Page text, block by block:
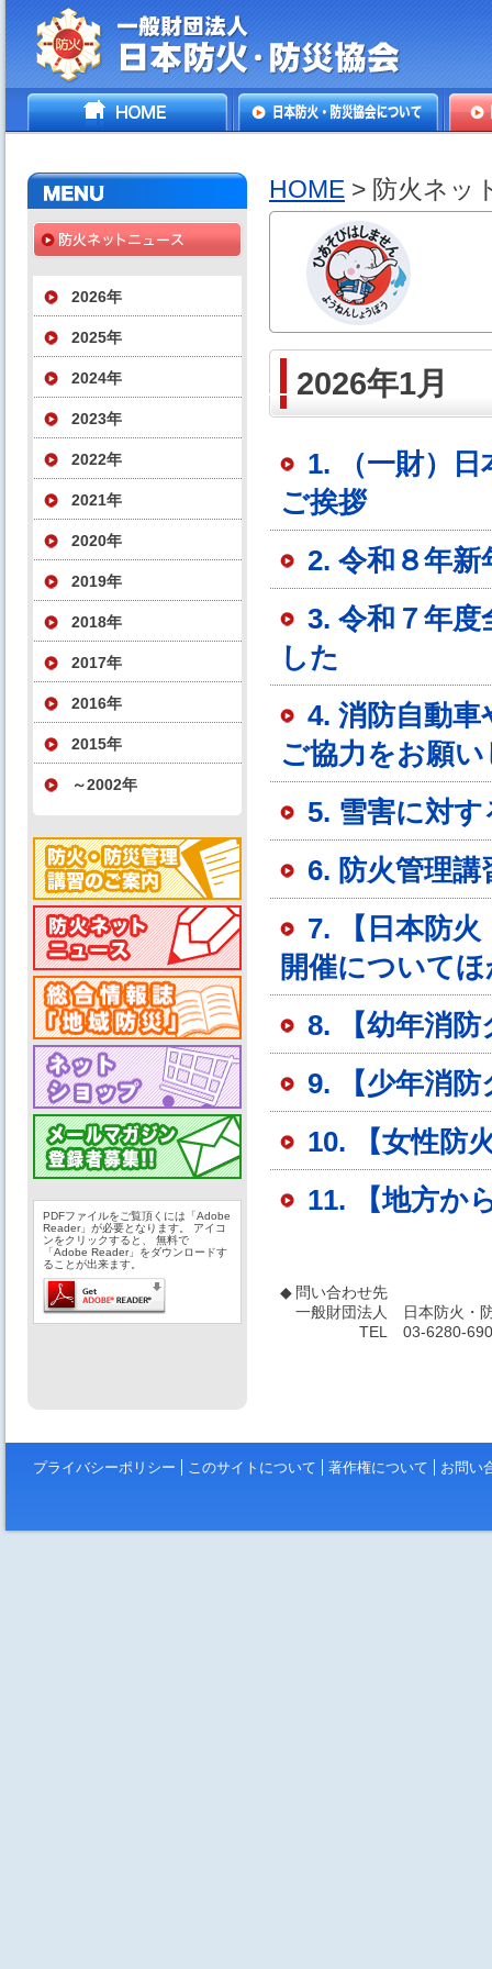
一般財団法人日本防火・防
HOME
2026年
2025年
2024年
2023年
2022年
2021年
2020年
2019年
2018年
2017年
2016年
2015年
～2002年
PDFファイルをご覧頂くには「Adobe
Reader」が必要となります。 アイコ
ンをクリックすると、 無料で
「Adobe Reader」をダウンロードす
ることが出来ます。
HOME > 防火ネッ
2026年1月
1. （一財）
ご挨拶
2. 令和８年
3. 令和７年
した
4. 消防自動
ご協力をお願
5. 雪害に対
6. 防火管理
7. 【日本防
開催について
8. 【幼年消
9. 【少年消
10. 【女性防
11. 【地方か
◆ 問い合わせ先
一般財団法人
日本防火・
TEL
03-6280-
プライバシーポリシー このサイトについて 著作権について お問い